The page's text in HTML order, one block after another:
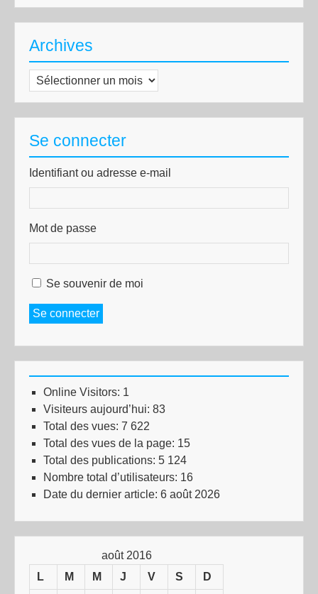
Archives
Archives
Se connecter
Identifiant ou adresse e-mail
Mot de passe
Se souvenir de moi
Se connecter
Online Visitors: 1
Visiteurs aujourd’hui: 83
Total des vues: 7 622
Total des vues de la page: 15
Total des publications: 5 124
Nombre total d’utilisateurs: 16
Date du dernier article: 6 août 2026
août 2016
L
M M J V S D